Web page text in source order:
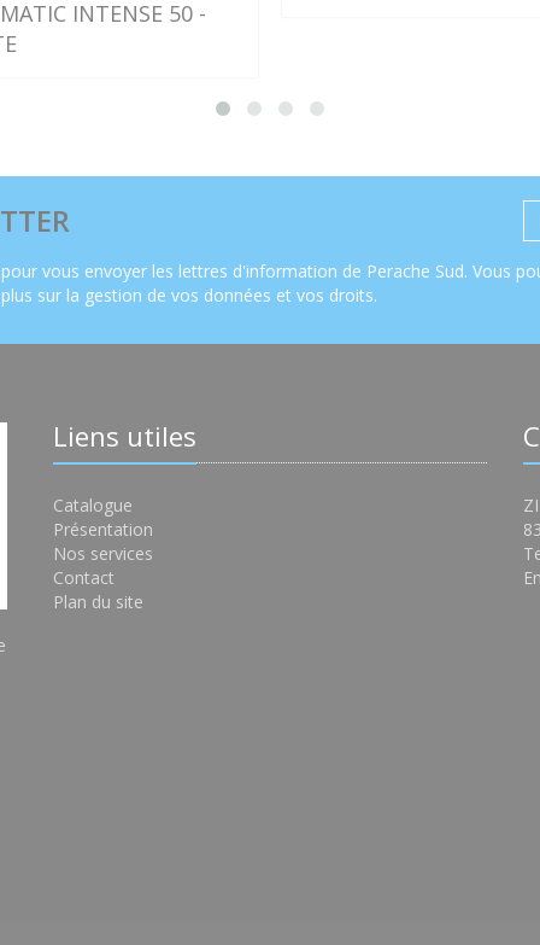
INTENSE 50 -
vous envoyer les lettres d'information de Perache Sud. Vous
sur la gestion de vos données et vos droits.
Liens utiles
Catalogue
Présentation
Nos services
Contact
Plan du site